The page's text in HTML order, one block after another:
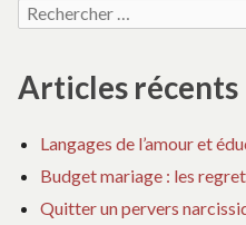
Recherche
Articles récents
Langages de l’amour et
Budget mariage : les
Quitter un pervers